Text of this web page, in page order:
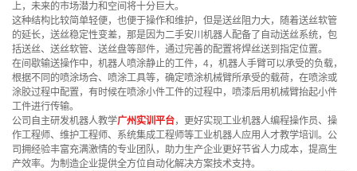
上，未来的市场潜力和空间将十分巨大。
这种结构比较简单轻便，也便于操作和维护，但是送丝阻力大，随着送丝软管
的延长，送丝稳定性变差，那是因为二手安川机器人配备了自动送丝系统，包
括送丝、送丝软管、送丝盘等部件，通过完善的配置将焊丝送到指定位置。
在间歇输送操作中，机器人喷涂静止的工件，4，机器人手臂可以承受的负载，
根据不同的喷涂场合、喷涂工具等，确定喷涂机械臂所承受的载荷，在喷涂或
涂胶过程中配置，有时候在喷涂小件工件的过程中，喷漆后用机械臂抬起小件
工件进行传输。
公司自主研发机器人教学广州实训平台，更好实现工业机器人编程操作员、操
作工程师、维护工程师、系统集成工程师等工业机器人应用人才教学培训。公
司拥经验丰富充满激情的专业团队，助力生产企业更好节省人力成本，提高生
产效率。为制造企业提供全方位自动化解决方案技术支持。